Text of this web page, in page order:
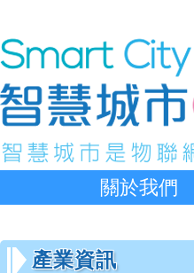
關於我們
產業資訊